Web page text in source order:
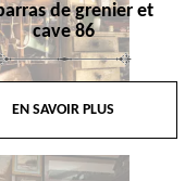
de grenier et
cave 86
EN SAVOIR PLUS